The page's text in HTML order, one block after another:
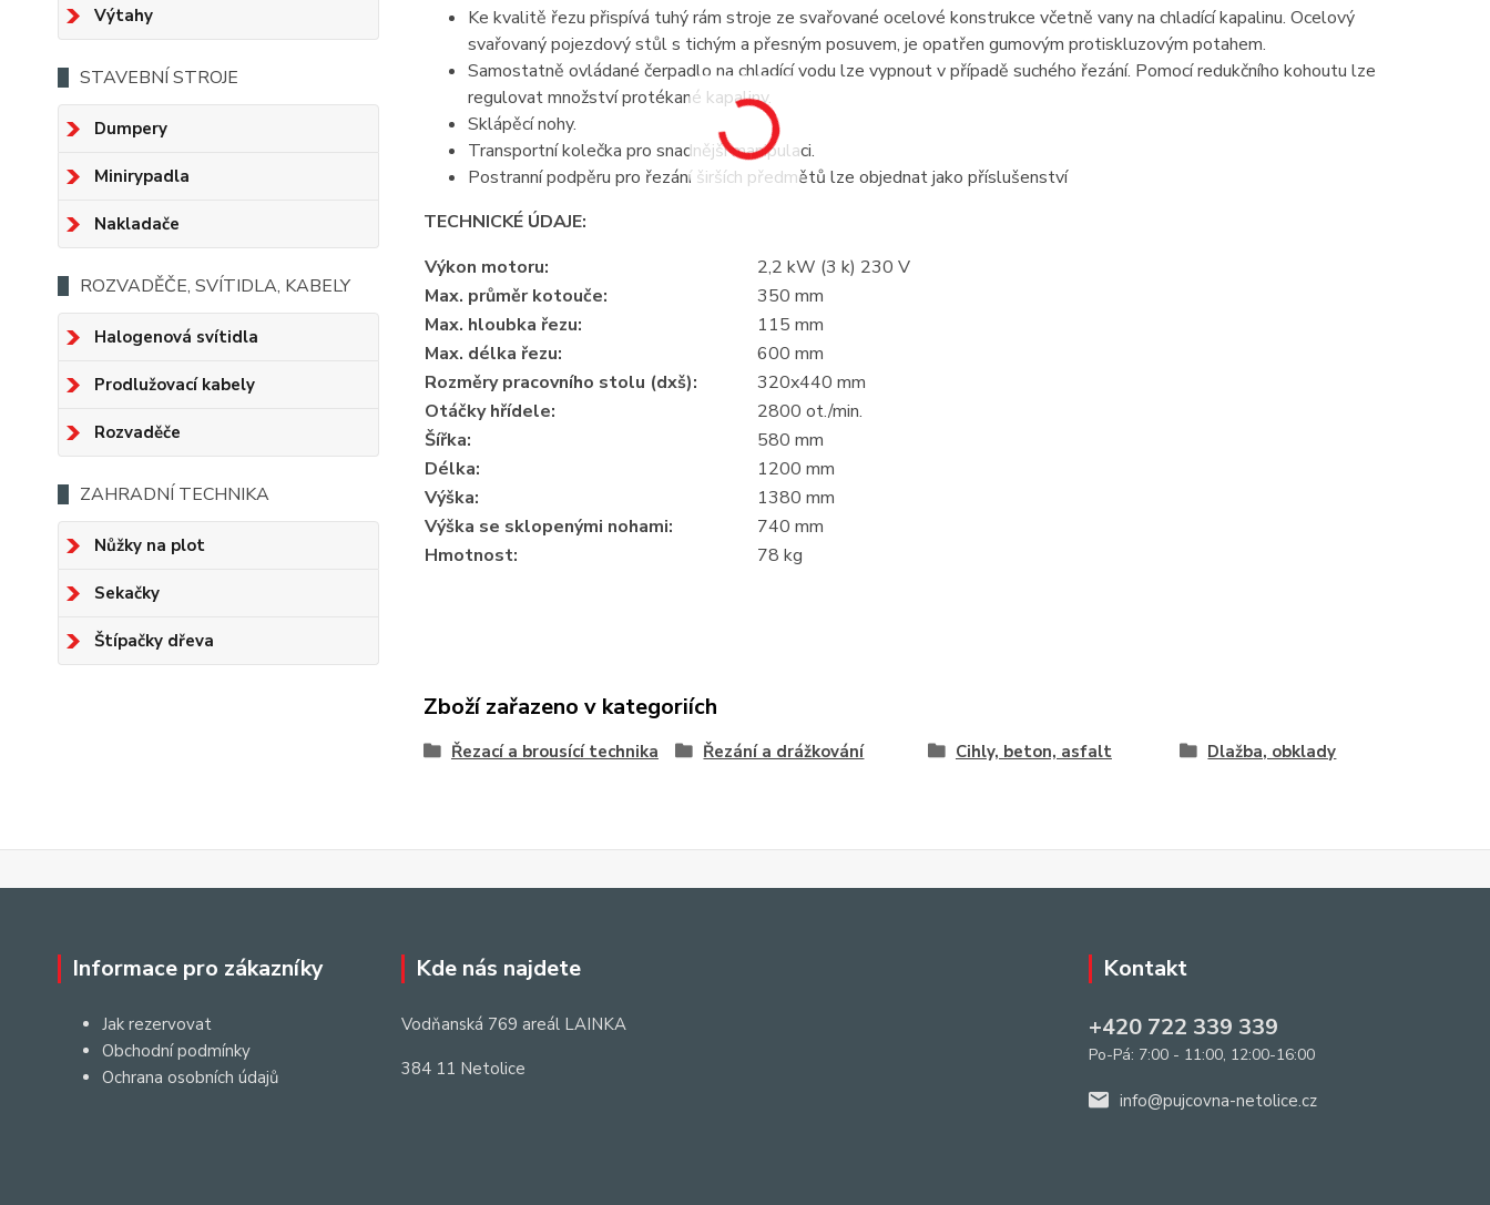
Výtahy
STAVEBNÍ STROJE
Dumpery
Minirypadla
Nakladače
ROZVADĚČE, SVÍTIDLA, KABELY
Halogenová svítidla
Prodlužovací kabely
Rozvaděče
ZAHRADNÍ TECHNIKA
Nůžky na plot
Sekačky
Štípačky dřeva
Ke kvalitě řezu přispívá tuhý rám stroje ze svařované ocelové konstrukce včetně vany na chladící kapalinu. Ocelový
svařovaný pojezdový stůl s tichým a přesným posuvem, je opatřen gumovým protiskluzovým potahem.
Samostatně ovládané čerpadlo na chladící vodu lze vypnout v případě suchého řezání. Pomocí redukčního kohoutu lze
regulovat množství protékané kapaliny.
Sklápěcí nohy.
Transportní kolečka pro snadnější manipulaci.
Postranní podpěru pro řezání širších předmětů lze objednat jako příslušenství
TECHNICKÉ ÚDAJE:
Výkon motoru:
2,2 kW (3 k) 230 V
Max. průměr kotouče:
350 mm
Max. hloubka řezu:
115 mm
Max. délka řezu:
600 mm
Rozměry pracovního stolu (dxš):
320x440 mm
Otáčky hřídele:
2800 ot./min.
Šířka:
580 mm
Délka:
1200 mm
Výška:
1380 mm
Výška se sklopenými nohami:
740 mm
Hmotnost:
78 kg
Zboží zařazeno v kategoriích
Řezací a brousící technika Řezání a drážkování Cihly, beton, asfalt Dlažba, obklady
Informace pro zákazníky
Jak rezervovat
Obchodní podmínky
Ochrana osobních údajů
Kde nás najdete
Vodňanská 769 areál LAINKA
384 11 Netolice
Kontakt
+420 722 339 339
Po-Pá: 7:00 - 11:00, 12:00-16:00
info@pujcovna-netolice.cz